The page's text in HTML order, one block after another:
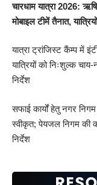
चारधाम यात्रा 2026:
मोबाइल टीमें तैनात,
यात्रा ट्रांजिस्ट कैंम्प में
यात्रियों को निःशुल्क
निर्देश
सफाई कार्यों हेतु नगर
स्वीकृत; पेयजल निगम की
निर्देश